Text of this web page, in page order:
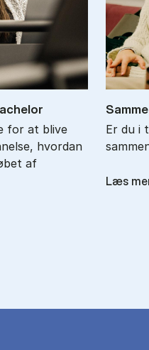
for at blive
hvordan
af
Er du i
Læs